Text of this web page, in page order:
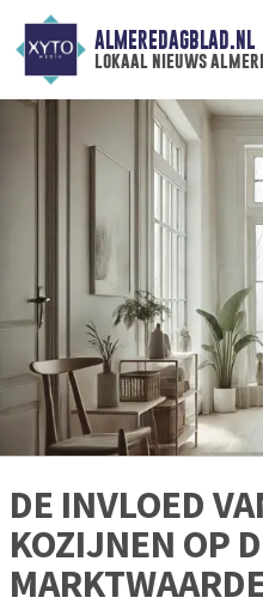
ALMEREDAGBLAD.NL
lokaal nieuws
DE INVLOED
KOZIJNEN OP